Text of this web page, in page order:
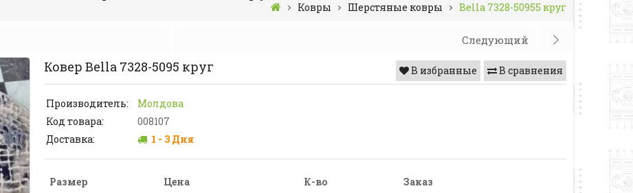
Ковры Шерстяные ковры Bella 7328-50955 круг
Следующий
В сравнения
В избранные
Ковер Bella 7328-5095 круг
Производитель:
Молдова
Код товара:
008107
Доставка:
1 - 3 Дня
Размер Цена К-во Заказ